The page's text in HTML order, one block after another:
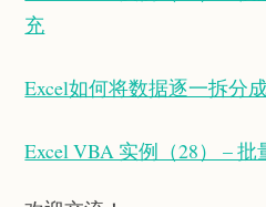
充
Excel如何将数据逐一拆分
Excel VBA 实例（28） –